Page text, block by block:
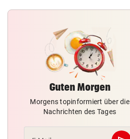
Guten Morgen
Morgens topinformiert über die
Nachrichten des Tages